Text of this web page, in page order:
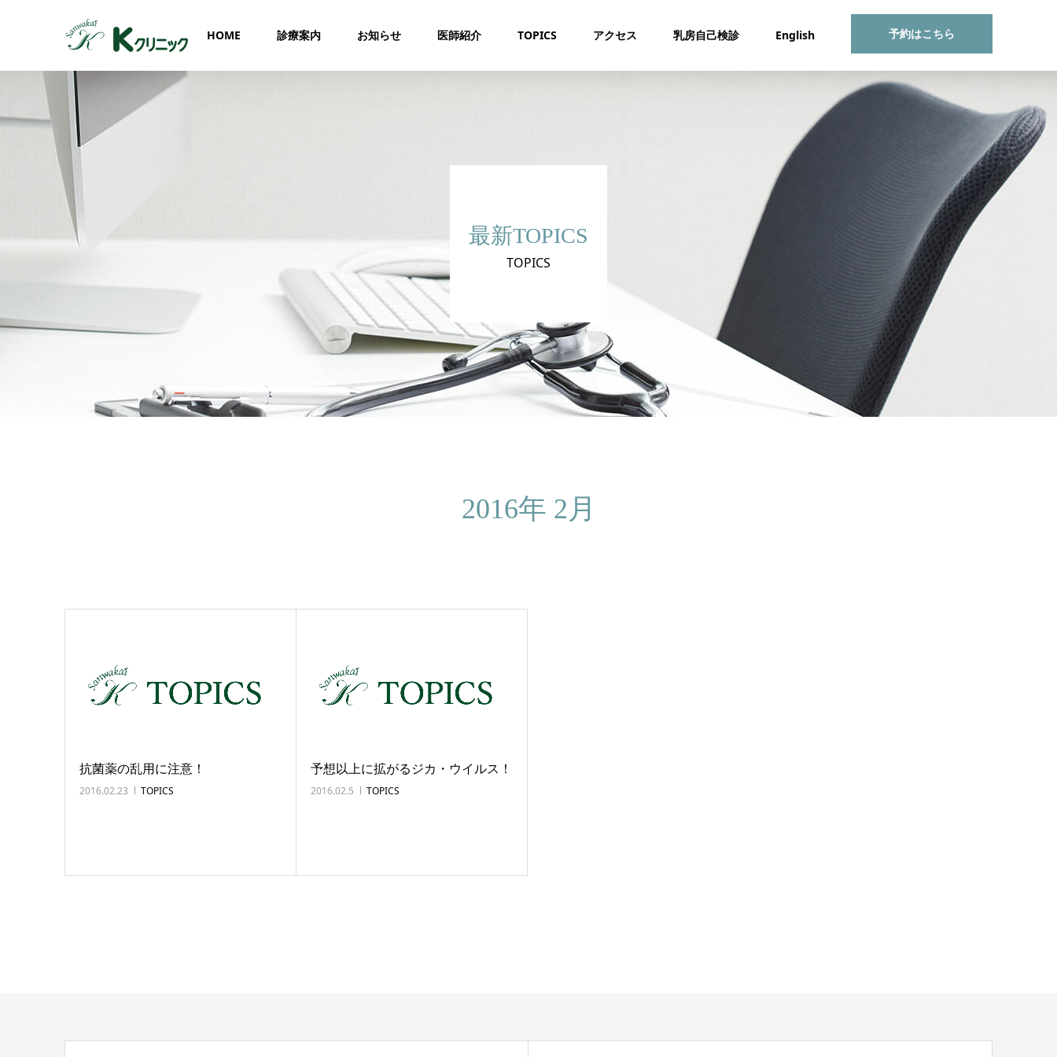
予約はこちら
HOME 診療案内 お知らせ 医師紹介 TOPICS アクセス 乳房自己検診 English
最新TOPICS
TOPICS
2016年 2月
抗菌薬の乱用に注意！
2016.02.23 TOPICS
予想以上に拡がるジカ・ウイルス！
2016.02.5 TOPICS